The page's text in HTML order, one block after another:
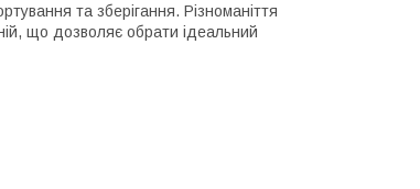
та зберігання. Різноманіття
що дозволяє обрати ідеальний